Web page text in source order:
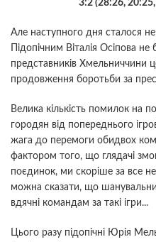
3:2 (28:26,
Але наступного дня сталося
Підопічним Віталія Осіпова
представників Хмельниччини
продовження боротьби за
Велика кількість помилок на
городян від попереднього
жага до перемоги обидвох
фактором того, що глядачі
поєдинок, ми скоріше за все
можна сказати, що
вдячні командам за такі ігри...
Цього разу підопічні Юрія